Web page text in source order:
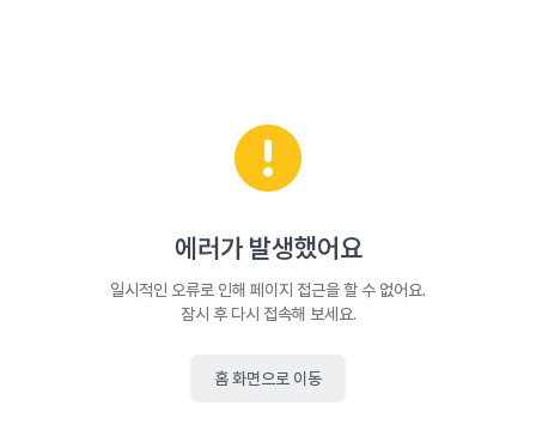
에러가 발생했어요
일시적인 오류로 인해 페이지 접근을 할 수 없어요.
잠시 후 다시 접속해 보세요.
홈 화면으로 이동